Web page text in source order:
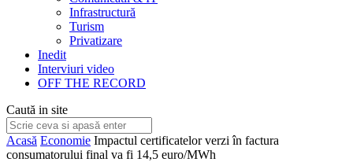
Infrastructură
Turism
Privatizare
Inedit
Interviuri video
OFF THE RECORD
Caută in site
Acasă Economie Impactul certificatelor verzi în factura
consumatorului final va fi 14,5 euro/MWh